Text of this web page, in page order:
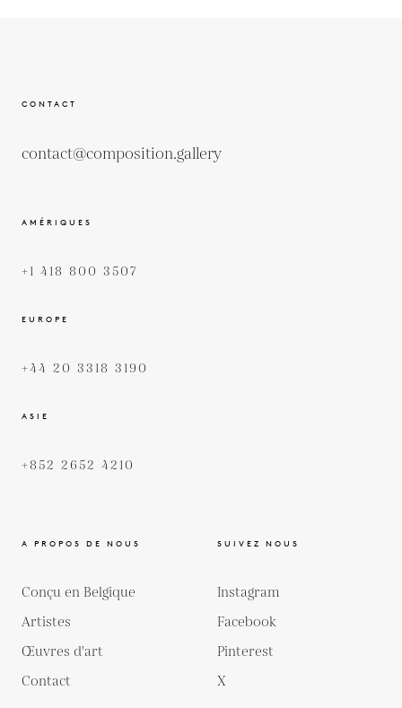
CONTACT
contact@composition.gallery
AMÉRIQUES
+1 418 800 3507
EUROPE
+44 20 3318 3190
ASIE
+852 2652 4210
A PROPOS DE NOUS
Conçu en Belgique
Artistes
Œuvres d'art
Contact
SUIVEZ NOUS
Instagram
Facebook
Pinterest
X